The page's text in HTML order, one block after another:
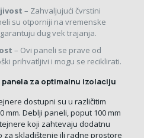
– Zahvaljujući čvrstini
su otporniji na vremenske
dug vek trajanja.
– Ovi paneli se prave od
prihvatljivi i mogu se reciklirati.
za optimalnu izolaciju
dostupni su u različitim
mm. Deblji paneli, poput 100 mm
koji zahtevaju dodatnu
za skladištenje ili radne prostore